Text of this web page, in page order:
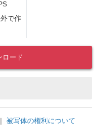
で作
ロード
｜ 被写体の権利について